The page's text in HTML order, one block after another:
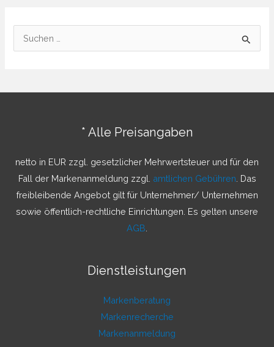
u
h
* Alle Preisangaben
netto in EUR zzgl. gesetzlicher Mehrwertsteuer und für den
Fall der Markenanmeldung zzgl. amtlichen Gebühren . Das
freibleibende Angebot gilt für Unternehmer/ Unternehmen
sowie öffentlich-rechtliche Einrichtungen. Es gelten unsere
AGB
Dienstleistungen
Markenberatung
Markenrecherche
Markenanmeldung